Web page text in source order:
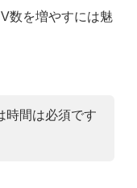
数を増やすには魅
時間は必須です